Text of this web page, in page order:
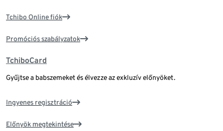
Tchibo Online fiók
Promóciós szabályzatok
TchiboCard
Gyűjtse a babszemeket és élvezze az exkluzív előnyöket.
Ingyenes regisztráció
Előnyök megtekintése